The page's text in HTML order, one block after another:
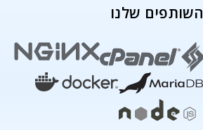
השותפים שלנו